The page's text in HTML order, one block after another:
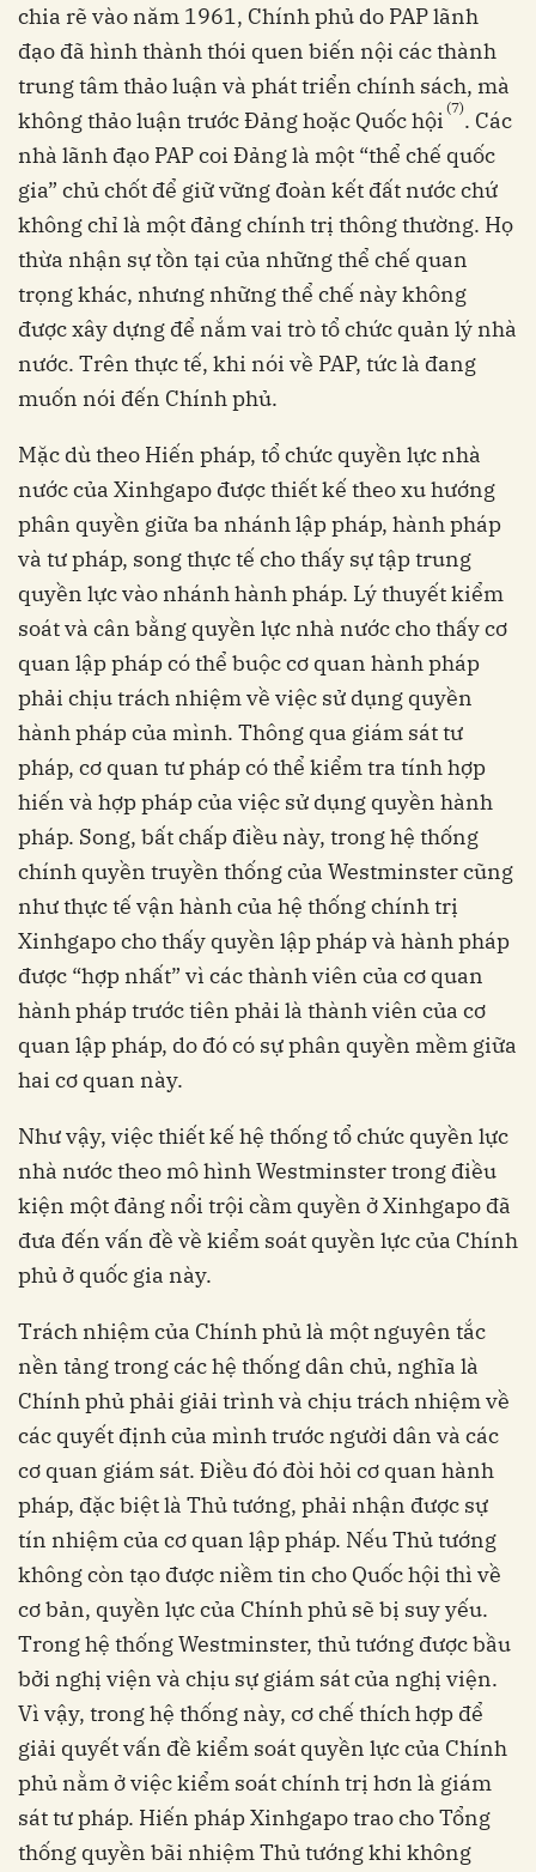
chia rẽ vào năm 1961, Chính phủ do PAP lãnh
đạo đã hình thành thói quen biến nội các thành
trung tâm thảo luận và phát triển chính sách, mà
không thảo luận trước Đảng hoặc Quốc hội (7). Các
nhà lãnh đạo PAP coi Đảng là một “thể chế quốc
gia” chủ chốt để giữ vững đoàn kết đất nước chứ
không chỉ là một đảng chính trị thông thường. Họ
thừa nhận sự tồn tại của những thể chế quan
trọng khác, nhưng những thể chế này không
được xây dựng để nắm vai trò tổ chức quản lý nhà
nước. Trên thực tế, khi nói về PAP, tức là đang
muốn nói đến Chính phủ.
Mặc dù theo Hiến pháp, tổ chức quyền lực nhà
nước của Xinhgapo được thiết kế theo xu hướng
phân quyền giữa ba nhánh lập pháp, hành pháp
và tư pháp, song thực tế cho thấy sự tập trung
quyền lực vào nhánh hành pháp. Lý thuyết kiểm
soát và cân bằng quyền lực nhà nước cho thấy cơ
quan lập pháp có thể buộc cơ quan hành pháp
phải chịu trách nhiệm về việc sử dụng quyền
hành pháp của mình. Thông qua giám sát tư
pháp, cơ quan tư pháp có thể kiểm tra tính hợp
hiến và hợp pháp của việc sử dụng quyền hành
pháp. Song, bất chấp điều này, trong hệ thống
chính quyền truyền thống của Westminster cũng
như thực tế vận hành của hệ thống chính trị
Xinhgapo cho thấy quyền lập pháp và hành pháp
được “hợp nhất” vì các thành viên của cơ quan
hành pháp trước tiên phải là thành viên của cơ
quan lập pháp, do đó có sự phân quyền mềm giữa
hai cơ quan này.
Như vậy, việc thiết kế hệ thống tổ chức quyền lực
nhà nước theo mô hình Westminster trong điều
kiện một đảng nổi trội cầm quyền ở Xinhgapo đã
đưa đến vấn đề về kiểm soát quyền lực của Chính
phủ ở quốc gia này.
Trách nhiệm của Chính phủ là một nguyên tắc
nền tảng trong các hệ thống dân chủ, nghĩa là
Chính phủ phải giải trình và chịu trách nhiệm về
các quyết định của mình trước người dân và các
cơ quan giám sát. Điều đó đòi hỏi cơ quan hành
pháp, đặc biệt là Thủ tướng, phải nhận được sự
tín nhiệm của cơ quan lập pháp. Nếu Thủ tướng
không còn tạo được niềm tin cho Quốc hội thì về
cơ bản, quyền lực của Chính phủ sẽ bị suy yếu.
Trong hệ thống Westminster, thủ tướng được bầu
bởi nghị viện và chịu sự giám sát của nghị viện.
Vì vậy, trong hệ thống này, cơ chế thích hợp để
giải quyết vấn đề kiểm soát quyền lực của Chính
phủ nằm ở việc kiểm soát chính trị hơn là giám
sát tư pháp. Hiến pháp Xinhgapo trao cho Tổng
thống quyền bãi nhiệm Thủ tướng khi không